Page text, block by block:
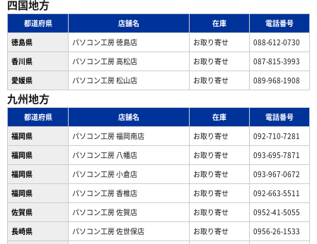
四国地方
都道府県 店舗名 在庫
電話番号
徳島県
パソコン工房 徳島店 お取り寄せ
088-612-0730
香川県
パソコン工房 高松店 お取り寄せ
087-815-3993
愛媛県
パソコン工房 松山店 お取り寄せ 089-968-1908
九州地方
都道府県 店舗名 在庫
電話番号
福岡県
パソコン工房 福岡南店 お取り寄せ
092-710-7281
福岡県
パソコン工房 八幡店 お取り寄せ
093-695-7871
福岡県
パソコン工房 小倉店 お取り寄せ
093-967-0672
福岡県
パソコン工房 香椎店 お取り寄せ
092-663-5511
佐賀県
パソコン工房 佐賀店 お取り寄せ
0952-41-5055
長崎県
パソコン工房 佐世保店 お取り寄せ
0956-26-1533